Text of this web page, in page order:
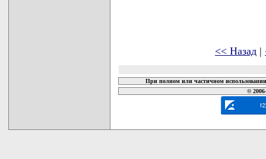
<< Назад |
При полном или частичном
©